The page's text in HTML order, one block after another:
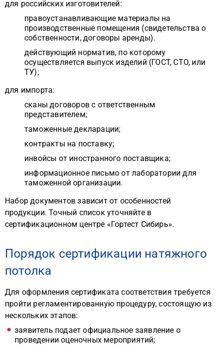
для российских изготовителей:
правоустанавливающие материалы на
производственные помещения (свидетельства о
собственности, договоры аренды).
действующий норматив, по которому
осуществляется выпуск изделий (ГОСТ, СТО, или
ТУ);
для импорта:
сканы договоров с ответственным
представителем;
таможенные декларации;
контракты на поставку;
инвойсы от иностранного поставщика;
информационное письмо от лаборатории для
таможенной организации.
Набор документов зависит от особенностей
продукции. Точный список уточняйте в
сертификационном центре «Гортест Сибирь».
Порядок сертификации натяжного
потолка
Для оформления сертификата соответствия требуется
пройти регламентированную процедуру, состоящую из
нескольких этапов:
заявитель подает официальное заявление о
проведении оценочных мероприятий;